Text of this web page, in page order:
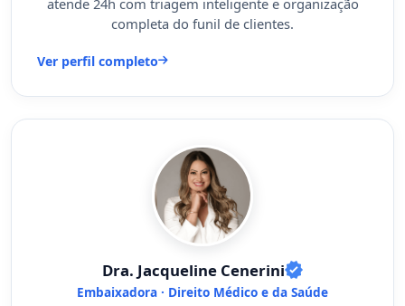
completa do funil de clientes.
Ver perfil completo
Dra. Jacqueline Cenerini
Embaixadora · Direito Médico e da Saúde